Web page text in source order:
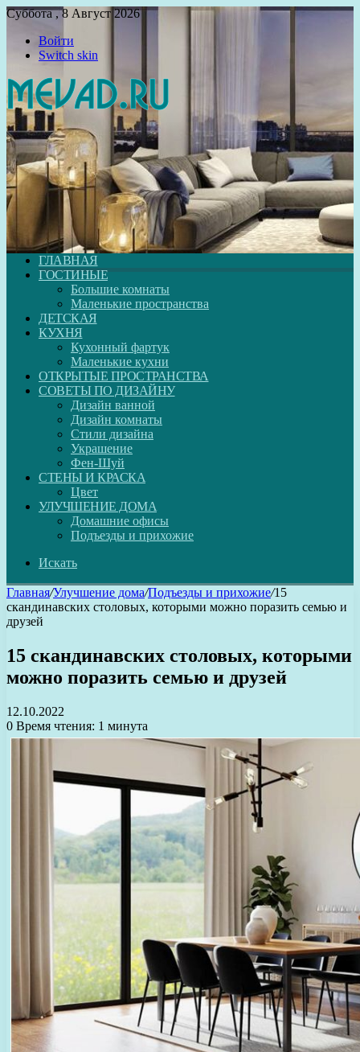
Суббота , 8 Август 2026
Войти
Switch skin
ГЛАВНАЯ
ГОСТИНЫЕ
Большие комнаты
Маленькие пространства
ДЕТСКАЯ
КУХНЯ
Кухонный фартук
Маленькие кухни
ОТКРЫТЫЕ ПРОСТРАНСТВА
СОВЕТЫ ПО ДИЗАЙНУ
Дизайн ванной
Дизайн комнаты
Стили дизайна
Украшение
Фен-Шуй
СТЕНЫ И КРАСКА
Цвет
УЛУЧШЕНИЕ ДОМА
Домашние офисы
Подъезды и прихожие
Искать
Главная/Улучшение дома/Подъезды и прихожие/15
скандинавских столовых, которыми можно поразить семью и
друзей
15 скандинавских столовых, которыми
можно поразить семью и друзей
12.10.2022
0 Время чтения: 1 минута